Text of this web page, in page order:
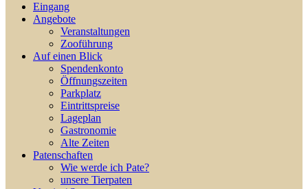
Eingang
Angebote
Veranstaltungen
Zooführung
Auf einen Blick
Spendenkonto
Öffnungszeiten
Parkplatz
Eintrittspreise
Lageplan
Gastronomie
Alte Zeiten
Patenschaften
Wie werde ich Pate?
unsere Tierpaten